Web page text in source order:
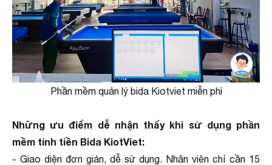
Phần mềm quản lý bida Kiotviet miễn phí
Những ưu điểm dễ nhận thấy khi sử dụng phần
mềm tính tiền Bida KiotViet:
- Giao diện đơn giản, dễ sử dụng. Nhân viên chỉ cần 15